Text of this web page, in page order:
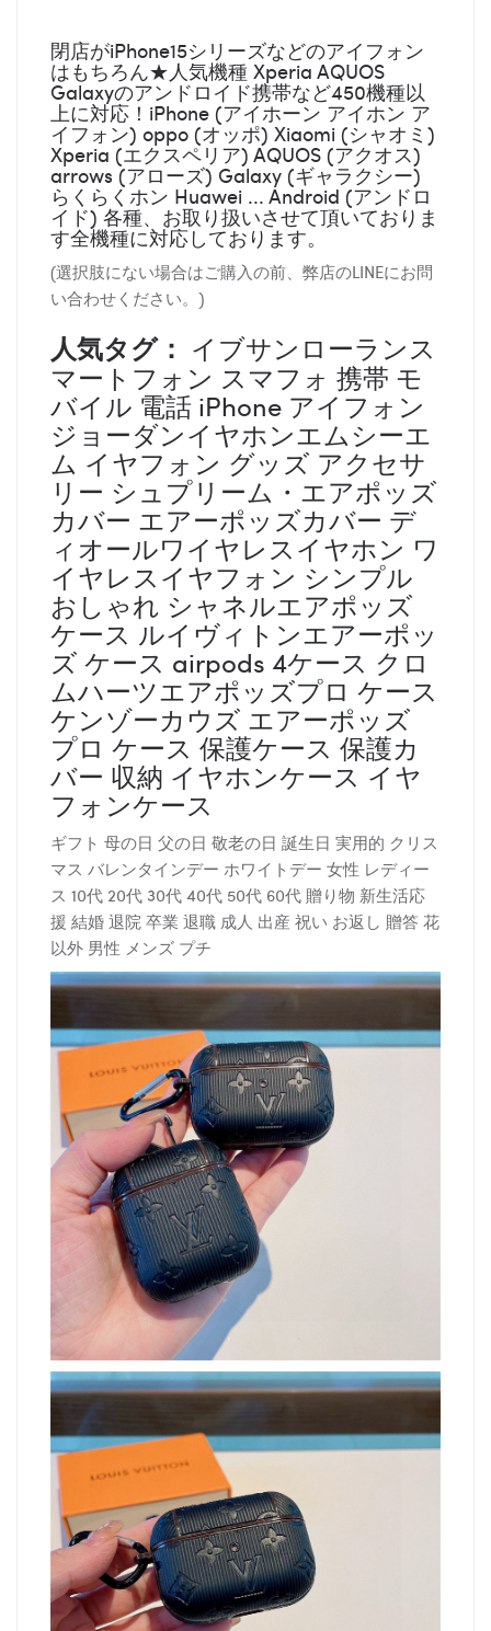
閉店がiPhone15シリーズなどのアイフォン
はもちろん★人気機種 Xperia AQUOS
Galaxyのアンドロイド携帯など450機種以
上に対応！iPhone (アイホーン アイホン ア
イフォン) oppo (オッポ) Xiaomi (シャオミ)
Xperia (エクスペリア) AQUOS (アクオス)
arrows (アローズ) Galaxy (ギャラクシー)
らくらくホン Huawei ... Android (アンドロ
イド) 各種、お取り扱いさせて頂いておりま
す全機種に対応しております。
(選択肢にない場合はご購入の前、弊店のLINEにお問
い合わせください。)
人気タグ： イブサンローランス
マートフォン スマフォ 携帯 モ
バイル 電話 iPhone アイフォン
ジョーダンイヤホンエムシーエ
ム イヤフォン グッズ アクセサ
リー シュプリーム・エアポッズ
カバー エアーポッズカバー デ
ィオールワイヤレスイヤホン ワ
イヤレスイヤフォン シンプル
おしゃれ シャネルエアポッズ
ケース ルイヴィトンエアーポッ
ズ ケース airpods 4ケース クロ
ムハーツエアポッズプロ ケース
ケンゾーカウズ エアーポッズ
プロ ケース 保護ケース 保護カ
バー 収納 イヤホンケース イヤ
フォンケース
ギフト 母の日 父の日 敬老の日 誕生日 実用的 クリス
マス バレンタインデー ホワイトデー 女性 レディー
ス 10代 20代 30代 40代 50代 60代 贈り物 新生活応
援 結婚 退院 卒業 退職 成人 出産 祝い お返し 贈答 花
以外 男性 メンズ プチ